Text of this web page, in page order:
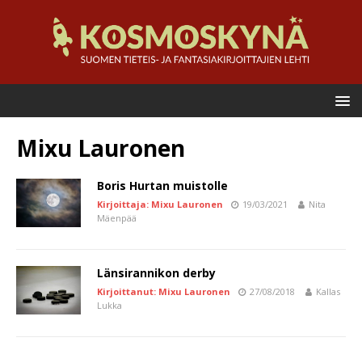
Mixu Lauronen
Boris Hurtan muistolle
Kirjoittaja: Mixu Lauronen 19/03/2021
Nita
Mäenpää
Länsirannikon derby
Kirjoittanut: Mixu Lauronen 27/08/2018
Kallas
Lukka